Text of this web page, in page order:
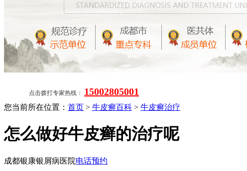
点击拨打专家热线： 15002805001
您当前所在位置： 首页 > 牛皮癣百科 > 牛皮癣治疗
怎么做好牛皮癣的治疗呢
成都银康银屑病医院电话预约